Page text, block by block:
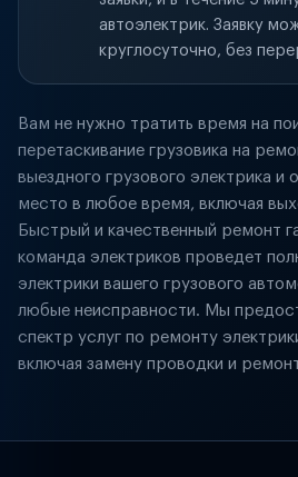
автоэлектрик. Заявку
круглосуточно, без
Вам не нужно тратить время на
перетаскивание грузовика на
выездного грузового электрика и
место в любое время, включая
Быстрый и качественный ремонт
команда электриков проведет
электрики вашего грузового
любые неисправности. Мы
спектр услуг по ремонту
включая замену проводки и